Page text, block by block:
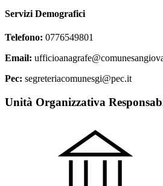
Servizi Demografici
Telefono: 0776549801
Email:
Pec: segreteriacomunesgi@pec.it
Unità Organizzativa